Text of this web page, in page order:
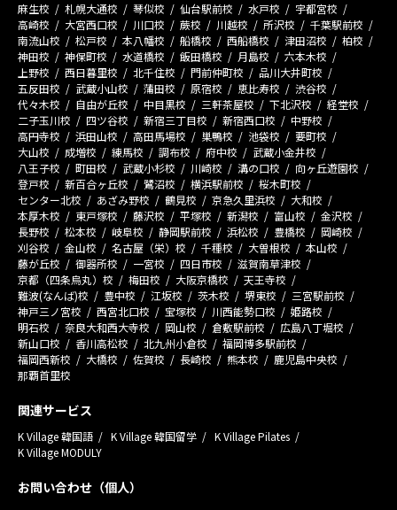
麻生校 札幌大通校 琴似校 仙台駅前校 水戸校
宇都宮校
高崎校
大宮西口校 川口校 蕨校 川越校 所沢校
千葉駅前校
南流山校
松戸校 本八幡校 船橋校 西船橋校 津田沼校
柏校
神田校
神保町校 水道橋校 飯田橋校 月島校
六本木校
上野校
西日暮里校 北千住校 門前仲町校
品川大井町校
五反田校
武蔵小山校 蒲田校 原宿校 恵比寿校
渋谷校
代々木校
自由が丘校 中目黒校 三軒茶屋校 下北沢校
経堂校
二子玉川校
四ツ谷校 新宿三丁目校 新宿西口校
中野校
高円寺校
浜田山校 高田馬場校 巣鴨校 池袋校
要町校
大山校
成増校 練馬校 調布校 府中校
武蔵小金井校
八王子校
町田校 武蔵小杉校 川崎校 溝の口校
向ヶ丘遊園校
登戸校
新百合ヶ丘校 鷺沼校 横浜駅前校
桜木町校
センター北校
あざみ野校 鶴見校 京急久里浜校
大和校
本厚木校
東戸塚校 藤沢校 平塚校 新潟校 富山校
金沢校
長野校
松本校 岐阜校 静岡駅前校 浜松校 豊橋校
岡崎校
刈谷校
金山校 名古屋（栄）校 千種校 大曽根校
本山校
藤が丘校
御器所校 一宮校 四日市校
滋賀南草津校
京都（四条烏丸）校
梅田校 大阪京橋校
天王寺校
難波(なんば)校
豊中校 江坂校 茨木校 堺東校
三宮駅前校
神戸三ノ宮校
西宮北口校 宝塚校 川西能勢口校
姫路校
明石校
奈良大和西大寺校 岡山校 倉敷駅前校
広島八丁堀校
新山口校
香川高松校 北九州小倉校
福岡博多駅前校
福岡西新校
大橋校 佐賀校 長崎校 熊本校
鹿児島中央校
那覇首里校
関連サービス
K Village 韓国語 K Village 韓国留学
K Village Pilates
K Village MODULY
お問い合わせ（個人）